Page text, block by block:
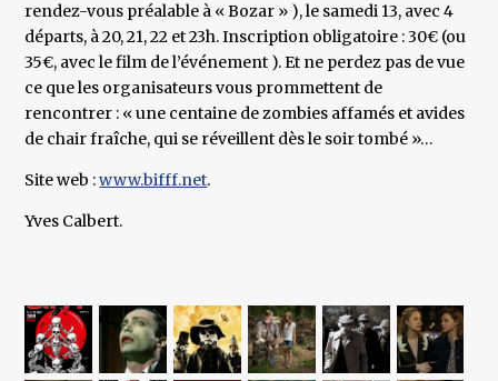
rendez-vous préalable à « Bozar » ), le samedi 13, avec 4
départs, à 20, 21, 22 et 23h. Inscription obligatoire : 30€ (ou
35€, avec le film de l’événement ). Et ne perdez pas de vue
ce que les organisateurs vous prommettent de
rencontrer : « une centaine de zombies affamés et avides
de chair fraîche, qui se réveillent dès le soir tombé »…
Site web :www.bifff.net.
Yves Calbert.